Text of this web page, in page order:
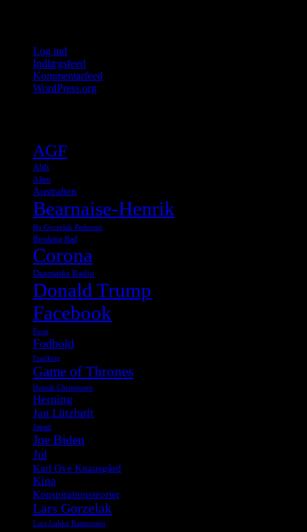
Log ind
Indlægsfeed
Kommentarfeed
WordPress.org
AGF
Aldi
Alien
Australien
Bearnaise-Henrik
Bo Gorzelak Pedersen
Breaking Bad
Corona
Danmarks Radio
Donald Trump
Facebook
Ferie
Fodbold
Frankrig
Game of Thrones
Henrik Christensen
Herning
Jan Lützhøft
Japan
Joe Biden
Jul
Karl Ove Knausgård
Kina
Konspirationsteorier
Lars Gorzelak
Lars Løkke Rasmussen